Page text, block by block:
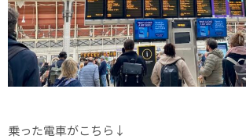
乗った電車がこちら↓